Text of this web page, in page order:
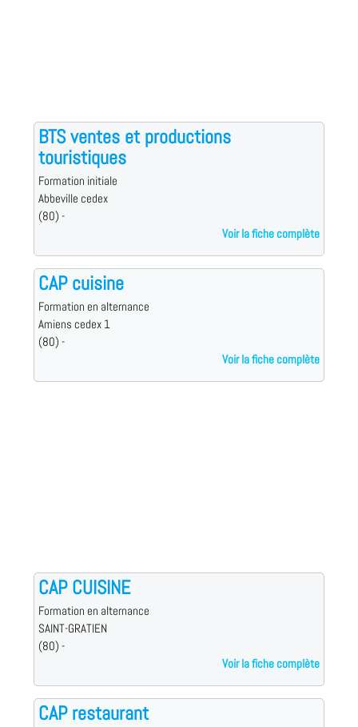
BTS ventes et productions
touristiques
Formation initiale
Abbeville cedex
(80) -
Voir la fiche complète
CAP cuisine
Formation en alternance
Amiens cedex 1
(80) -
Voir la fiche complète
CAP CUISINE
Formation en alternance
SAINT-GRATIEN
(80) -
Voir la fiche complète
CAP restaurant